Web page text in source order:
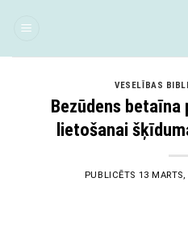
VESELĪBAS
Bezūdens
lietošanai
PUBLICĒTS 13 MARTS,